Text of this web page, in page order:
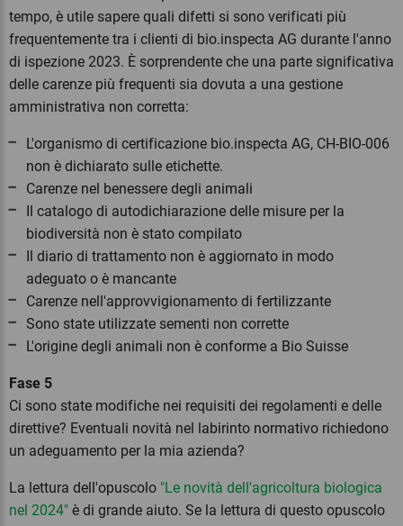
tempo, è utile sapere quali difetti si sono verificati più
frequentemente tra i clienti di bio.inspecta AG durante l'anno
di ispezione 2023. È sorprendente che una parte significativa
delle carenze più frequenti sia dovuta a una gestione
amministrativa non corretta:
L'organismo di certificazione bio.inspecta AG, CH-BIO-006
non è dichiarato sulle etichette.
Carenze nel benessere degli animali
Il catalogo di autodichiarazione delle misure per la
biodiversità non è stato compilato
Il diario di trattamento non è aggiornato in modo
adeguato o è mancante
Carenze nell'approvvigionamento di fertilizzante
Sono state utilizzate sementi non corrette
L'origine degli animali non è conforme a Bio Suisse
Fase 5
Ci sono state modifiche nei requisiti dei regolamenti e delle
direttive? Eventuali novità nel labirinto normativo richiedono
un adeguamento per la mia azienda?
La lettura dell'opuscolo "Le novità dell'agricoltura biologica
nel 2024" è di grande aiuto. Se la lettura di questo opuscolo